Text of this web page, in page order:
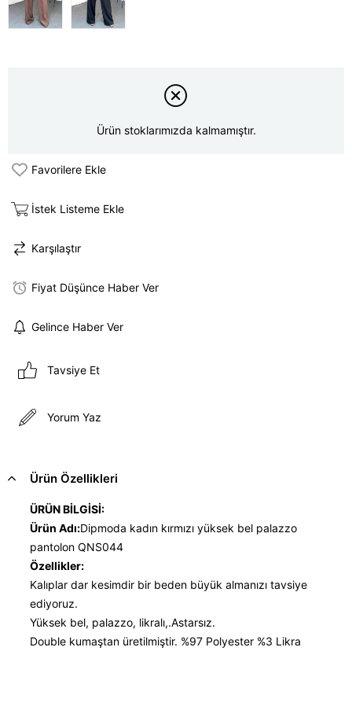
Ürün stoklarımızda kalmamıştır.
Favorilere Ekle
İstek Listeme Ekle
Karşılaştır
Fiyat Düşünce Haber Ver
Gelince Haber Ver
Tavsiye Et
Yorum Yaz
Ürün Özellikleri
ÜRÜN BİLGİSİ:
Ürün Adı:Dipmoda kadın kırmızı yüksek bel palazzo
pantolon QNS044
Özellikler:
Kalıplar dar kesimdir bir beden büyük almanızı tavsiye
ediyoruz.
Yüksek bel, palazzo, likralı,.Astarsız.
Double kumaştan üretilmiştir. %97 Polyester %3 Likra